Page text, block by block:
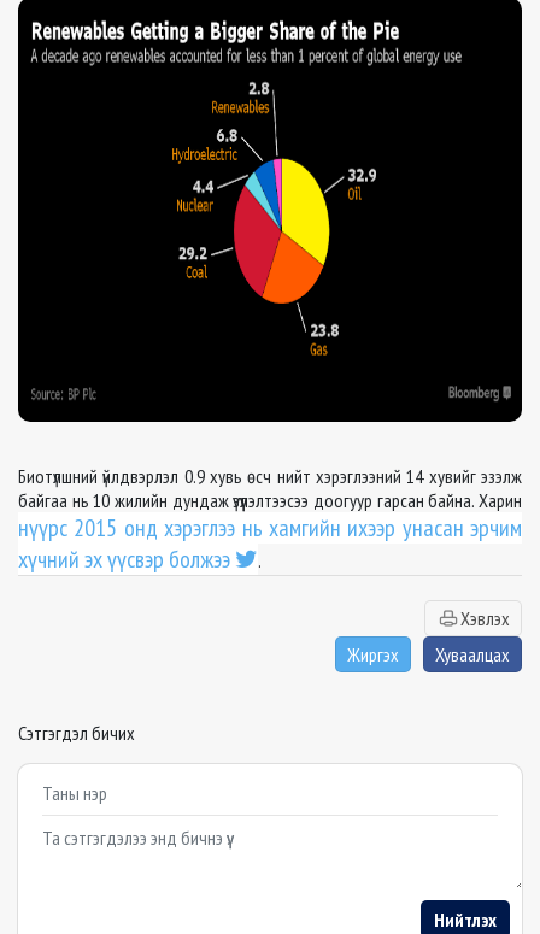
Биотүлшний үйлдвэрлэл 0.9 хувь өсч нийт хэрэглээний 14 хувийг эзэлж
байгаа нь 10 жилийн дундаж үзүүлэлтээсээ доогуур гарсан байна. Харин
нүүрс 2015 онд хэрэглээ нь хамгийн ихээр унасан эрчим
хүчний эх үүсвэр болжээ
.
Хэвлэх
Жиргэх
Хуваалцах
Сэтгэгдэл бичих
Example textarea
Нийтлэх